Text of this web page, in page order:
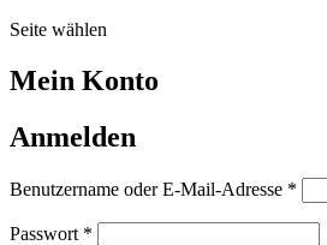
Seite wählen
Mein Konto
Anmelden
Benutzername oder E-Mail-Adresse *
Passwort *